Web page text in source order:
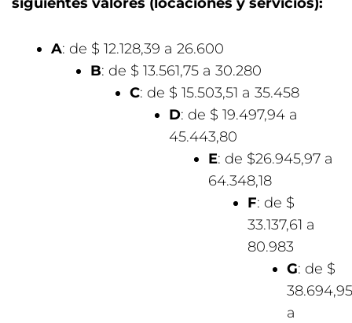
A: de $ 12.128,39 a 26.600
B: de $ 13.561,75 a 30.280
C: de $ 15.503,51 a 35.458
D: de $ 19.497,94 a
45.443,80
E: de $26.945,97 a
64.348,18
F: de $
33.137,61 a
80.983
G: de $
38.694,95
a